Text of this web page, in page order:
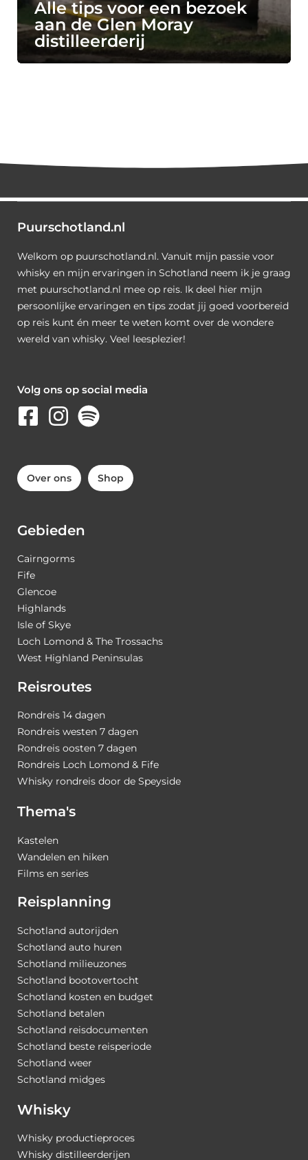
Alle tips voor een bezoek
aan de Glen Moray
distilleerderij
Puurschotland.nl
Welkom op puurschotland.nl. Vanuit mijn passie voor
whisky en mijn ervaringen in Schotland neem ik je graag
met puurschotland.nl mee op reis. Ik deel hier mijn
persoonlijke ervaringen en tips zodat jij goed voorbereid
op reis kunt én meer te weten komt over de wondere
wereld van whisky. Veel leesplezier!
Volg ons op social media
Over ons Shop
Gebieden
Cairngorms
Fife
Glencoe
Highlands
Isle of Skye
Loch Lomond & The Trossachs
West Highland Peninsulas
Reisroutes
Rondreis 14 dagen
Rondreis westen 7 dagen
Rondreis oosten 7 dagen
Rondreis Loch Lomond & Fife
Whisky rondreis door de Speyside
Thema's
Kastelen
Wandelen en hiken
Films en series
Reisplanning
Schotland autorijden
Schotland auto huren
Schotland milieuzones
Schotland bootovertocht
Schotland kosten en budget
Schotland betalen
Schotland reisdocumenten
Schotland beste reisperiode
Schotland weer
Schotland midges
Whisky
Whisky productieproces
Whisky distilleerderijen